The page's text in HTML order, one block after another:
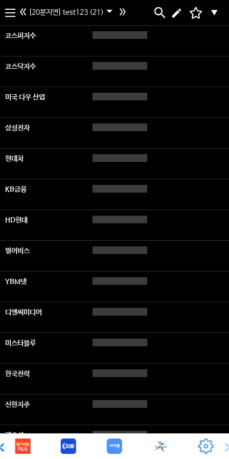
[20분지연] test123 (21) ▼
코스피지수
코스닥지수
미국 다우 산업
삼성전자
현대차
KB금융
HD현대
펄어비스
YBM넷
디앤씨미디어
미스터블루
한국전력
신한지주
팬오션